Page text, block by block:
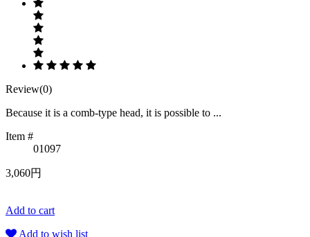
Review(0)
Because it is a comb-type head, it is possible to ...
Item #
01097
3,060円
Add to cart
Add to wish list